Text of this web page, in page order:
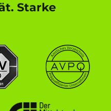
Starke